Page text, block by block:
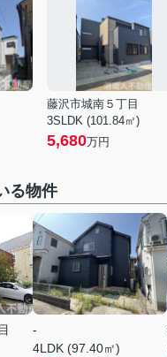
藤沢市城南５丁目
3SLDK (101.84㎡)
5,680万円
る物件
-
4LDK (97.40㎡)